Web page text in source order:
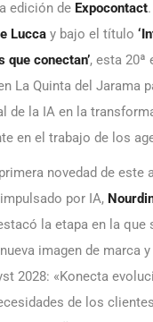
edición de Expocontact
Lucca y bajo el título
que conectan’, esta 20ª
La Quinta del Jarama
de la IA en la
en el trabajo de los
novedad de este
por IA,
la etapa en la que
imagen de marca
2028: «Konecta
de los